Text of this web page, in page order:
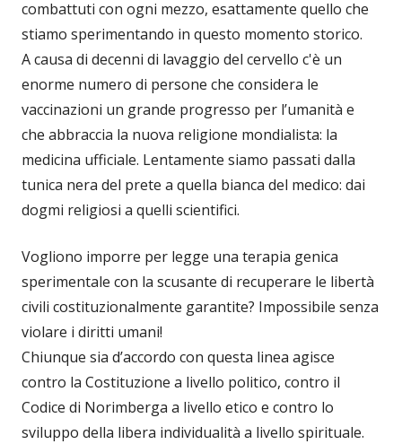
combattuti con ogni mezzo, esattamente quello che
stiamo sperimentando in questo momento storico.
A causa di decenni di lavaggio del cervello c'è un
enorme numero di persone che considera le
vaccinazioni un grande progresso per l’umanità e
che abbraccia la nuova religione mondialista: la
medicina ufficiale. Lentamente siamo passati dalla
tunica nera del prete a quella bianca del medico: dai
dogmi religiosi a quelli scientifici.
Vogliono imporre per legge una terapia genica
sperimentale con la scusante di recuperare le libertà
civili costituzionalmente garantite? Impossibile senza
violare i diritti umani!
Chiunque sia d’accordo con questa linea agisce
contro la Costituzione a livello politico, contro il
Codice di Norimberga a livello etico e contro lo
sviluppo della libera individualità a livello spirituale.